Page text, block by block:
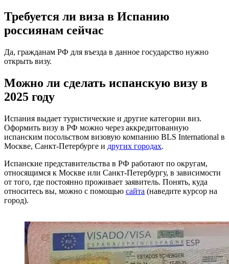
Требуется ли виза в Испанию
россиянам сейчас
Да, гражданам РФ для въезда в данное государство нужно
открыть визу.
Можно ли сделать испанскую визу в
2025 году
Испания выдает туристические и другие категории виз.
Оформить визу в РФ можно через аккредитованную
испанским посольством визовую компанию BLS International в
Москве, Санкт-Петербурге и других городах.
Испанские представительства в РФ работают по округам,
относящимся к Москве или Санкт-Петербургу, в зависимости
от того, где постоянно проживает заявитель. Понять, куда
относитесь вы, можно с помощью сайта (наведите курсор на
город).